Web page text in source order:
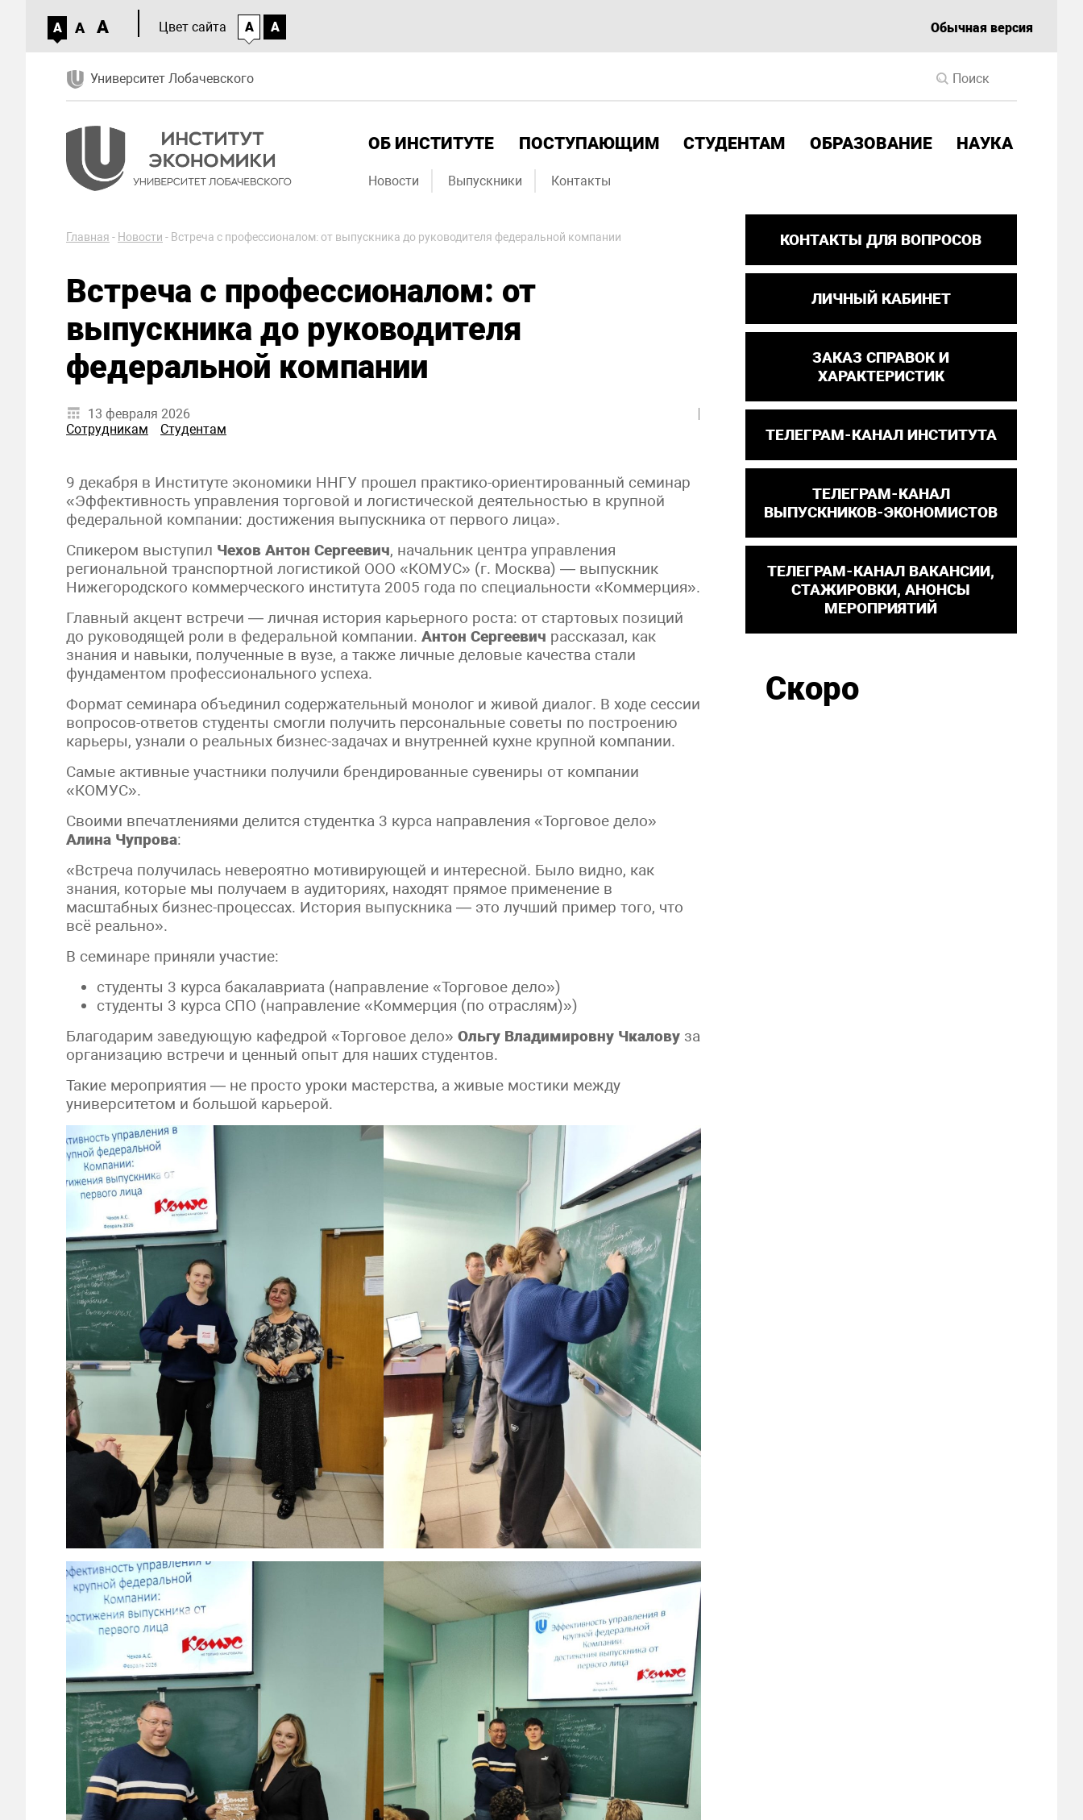
A A A Цвет сайта A A Обычная версия
Университет Лобачевского
ОБ ИНСТИТУТЕ ПОСТУПАЮЩИМ СТУДЕНТАМ ОБРАЗОВАНИЕ НАУКА
Новости Выпускники Контакты
Главная - Новости - Встреча с профессионалом: от выпускника до руководителя федеральной компании
Встреча с профессионалом: от
выпускника до руководителя
федеральной компании
13 февраля 2026
Сотрудникам
Студентам
9 декабря в Институте экономики ННГУ прошел практико-ориентированный семинар
«Эффективность управления торговой и логистической деятельностью в крупной
федеральной компании: достижения выпускника от первого лица».
Спикером выступил Чехов Антон Сергеевич, начальник центра управления
региональной транспортной логистикой ООО «КОМУС» (г. Москва) — выпускник
Нижегородского коммерческого института 2005 года по специальности «Коммерция».
Главный акцент встречи — личная история карьерного роста: от стартовых позиций
до руководящей роли в федеральной компании. Антон Сергеевич рассказал, как
знания и навыки, полученные в вузе, а также личные деловые качества стали
фундаментом профессионального успеха.
Формат семинара объединил содержательный монолог и живой диалог. В ходе сессии
вопросов-ответов студенты смогли получить персональные советы по построению
карьеры, узнали о реальных бизнес-задачах и внутренней кухне крупной компании.
Самые активные участники получили брендированные сувениры от компании
«КОМУС».
Своими впечатлениями делится студентка 3 курса направления «Торговое дело»
Алина Чупрова:
«Встреча получилась невероятно мотивирующей и интересной. Было видно, как
знания, которые мы получаем в аудиториях, находят прямое применение в
масштабных бизнес-процессах. История выпускника — это лучший пример того, что
всё реально».
В семинаре приняли участие:
студенты 3 курса бакалавриата (направление «Торговое дело»)
студенты 3 курса СПО (направление «Коммерция (по отраслям)»)
Благодарим заведующую кафедрой «Торговое дело» Ольгу Владимировну Чкалову за
организацию встречи и ценный опыт для наших студентов.
Такие мероприятия — не просто уроки мастерства, а живые мостики между
университетом и большой карьерой.
КОНТАКТЫ ДЛЯ ВОПРОСОВ
ЛИЧНЫЙ КАБИНЕТ
ЗАКАЗ СПРАВОК И
ХАРАКТЕРИСТИК
ТЕЛЕГРАМ-КАНАЛ ИНСТИТУТА
ТЕЛЕГРАМ-КАНАЛ
ВЫПУСКНИКОВ-ЭКОНОМИСТОВ
ТЕЛЕГРАМ-КАНАЛ ВАКАНСИИ,
СТАЖИРОВКИ, АНОНСЫ
МЕРОПРИЯТИЙ
Скоро